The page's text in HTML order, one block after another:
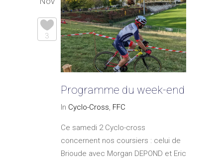
3
Programme du week-end
In Cyclo-Cross, FFC
Ce samedi 2 Cyclo-cross
concernent nos coursiers : celui de
Brioude avec Morgan DEPOND et Eric